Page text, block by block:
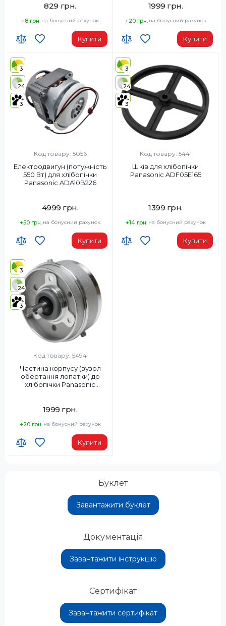
829 грн.
+8 грн. на бонусний рахунок
Купити
1999 грн.
+20 грн. на бонусний рахунок
Купити
3
24
3
Код товару: 5056
Електродвигун (потужність
550 Вт) для хлібопічки
Panasonic ADA10B226
4999 грн.
+50 грн. на бонусний рахунок
Купити
3
24
3
Код товару: 5441
Шків для хлібопічки
Panasonic ADF05E165
1399 грн.
+14 грн. на бонусний рахунок
Купити
3
24
3
Код товару: 5494
Частина корпусу (вузол
обертання лопатки) до
хлібопічки Panasonic
1999 грн.
+20 грн. на бонусний рахунок
Купити
Буклет
Завантажити буклет
Документація
Завантажити інструкцію
Сертифікат
Завантажити сертифікат